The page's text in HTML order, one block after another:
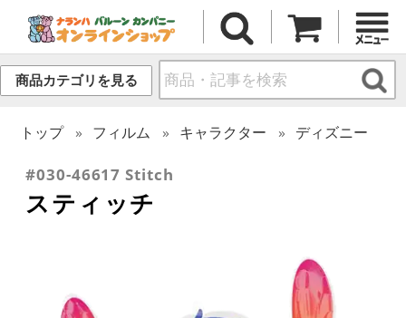
商品カテゴリを見る
トップ フィルム キャラクター ディズニー
#030-46617 Stitch
スティッチ